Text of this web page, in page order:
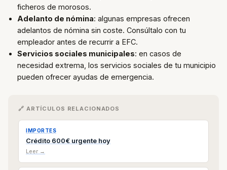
ficheros de morosos.
Adelanto de nómina: algunas empresas ofrecen
adelantos de nómina sin coste. Consúltalo con tu
empleador antes de recurrir a EFC.
Servicios sociales municipales: en casos de
necesidad extrema, los servicios sociales de tu municipio
pueden ofrecer ayudas de emergencia.
🔗 ARTÍCULOS RELACIONADOS
IMPORTES
Crédito 600€ urgente hoy
Leer →